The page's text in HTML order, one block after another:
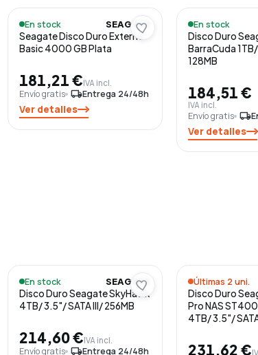
En stock SEAGATE
Seagate Disco Duro Externo
Basic 4000 GB Plata
181,21 €IVA incl.
Envío gratis local_shippingEntrega 24/48h
Ver detalles
En stock
Disco Duro
BarraCuda
128MB
184,51 €
IVA incl.
Envío gratis local_shipping
Ver detalles
En stock SEAGATE
Disco Duro Seagate SkyHawk
4TB/ 3.5"/ SATA III/ 256MB
214,60 €IVA incl.
Envío gratis local_shippingEntrega 24/48h
Últimas 2 uni.
Disco Duro
Pro NAS
4TB/ 3.5"/
231,62 €